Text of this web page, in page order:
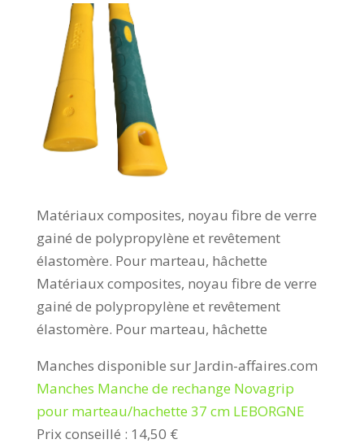
Matériaux composites, noyau fibre de verre
gainé de polypropylène et revêtement
élastomère. Pour marteau, hâchette
Matériaux composites, noyau fibre de verre
gainé de polypropylène et revêtement
élastomère. Pour marteau, hâchette
Manches disponible sur Jardin-affaires.com
Manches Manche de rechange Novagrip
pour marteau/hachette 37 cm LEBORGNE
Prix conseillé : 14,50 €